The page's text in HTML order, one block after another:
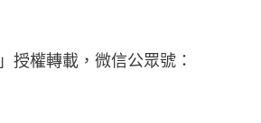
授權轉載，微信公眾號：